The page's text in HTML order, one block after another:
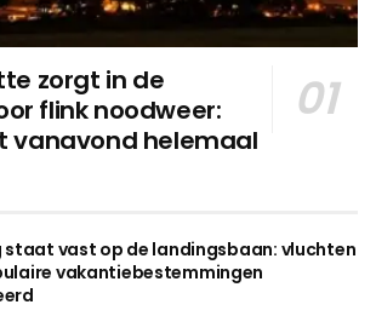
zorgt in de
flink noodweer:
vanavond helemaal
vast op de landingsbaan: vluchten
vakantiebestemmingen